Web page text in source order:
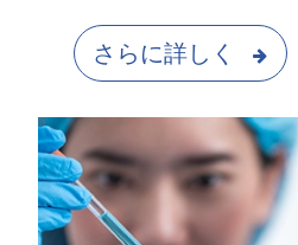
さらに詳しく